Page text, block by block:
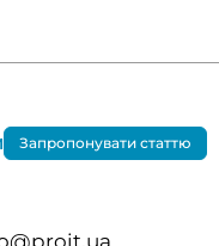
Запропонувати статтю